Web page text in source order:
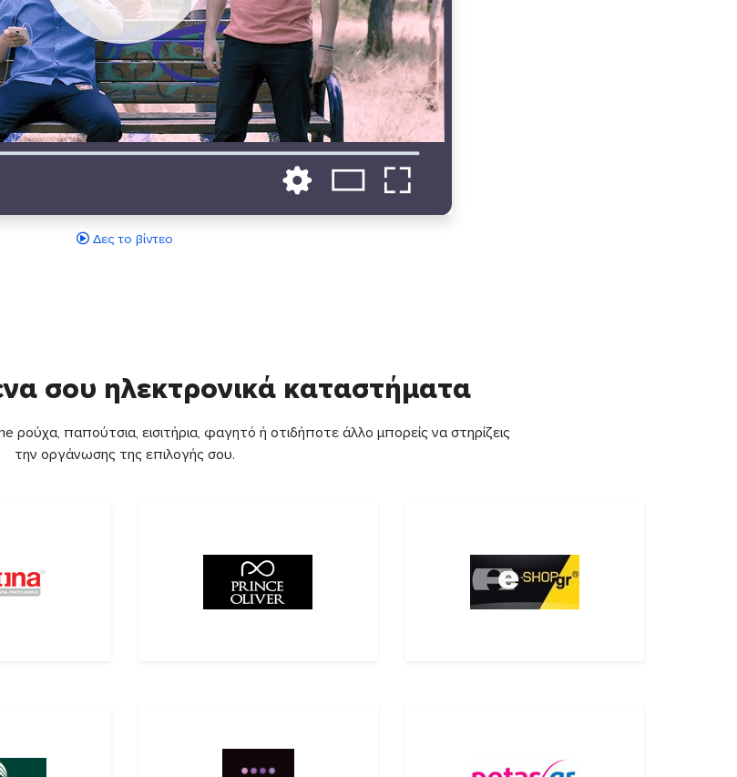
Δες το βίντεο
σου ηλεκτρονικά καταστήματα
παπούτσια, εισιτήρια, φαγητό ή οτιδήποτε άλλο μπορείς να στηρίζεις
την οργάνωσης της επιλογής σου.